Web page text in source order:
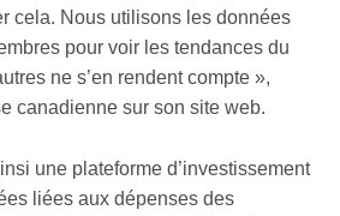
cela. Nous utilisons les données
pour voir les tendances du
ne s’en rendent compte »,
canadienne sur son site web.
une plateforme d’investissement
liées aux dépenses des